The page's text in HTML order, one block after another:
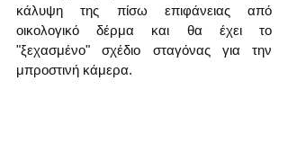
κάλυψη της πίσω επιφάνειας από
οικολογικό δέρμα και θα έχει το
"ξεχασμένο" σχέδιο σταγόνας για την
μπροστινή κάμερα.